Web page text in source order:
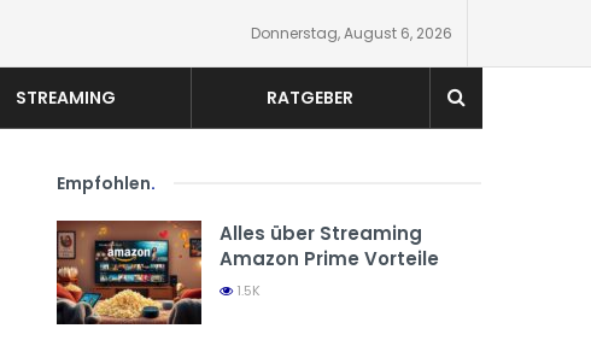
Donnerstag, August 6, 2026
STREAMING RATGEBER
Empfohlen.
Alles über Streaming
Amazon Prime Vorteile
1.5K